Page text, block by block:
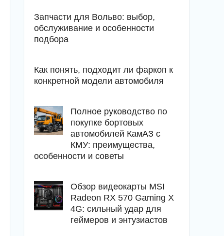
Запчасти для Вольво: выбор,
обслуживание и особенности
подбора
Как понять, подходит ли фаркоп к
конкретной модели автомобиля
Полное руководство по
покупке бортовых
автомобилей КамАЗ с
КМУ: преимущества,
особенности и советы
Обзор видеокарты MSI
Radeon RX 570 Gaming X
4G: сильный удар для
геймеров и энтузиастов